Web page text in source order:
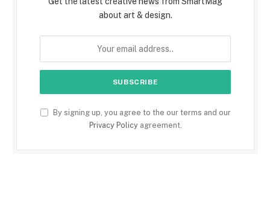
about art & design.
By signing up, you agree to the our terms and our
Privacy Policyagreement.